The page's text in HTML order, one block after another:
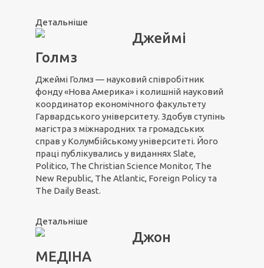
Детальніше
Джеймі
Голмз
Джеймі Голмз — науковий співробітник
фонду «Нова Америка» і колишній науковий
координатор економічного факультету
Гарвардського університету. Здобув ступінь
магістра з міжнародних та громадських
справ у Колумбійському університеті. Його
праці публікувались у виданнях Slate,
Politico, The Christian Science Monitor, The
New Republic, The Atlantic, Foreign Policy та
The Daily Beast.
Детальніше
Джон
МЕДІНА